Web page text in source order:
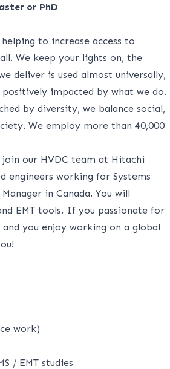
or PhD
to increase access to
We keep your lights on, the
deliver is used almost universally,
impacted by what we do.
by diversity, we balance social,
We employ more than 40,000
our HVDC team at Hitachi
engineers working for Systems
in Canada. You will
EMT tools. If you passionate for
you enjoy working on a global
work)
/ EMT studies